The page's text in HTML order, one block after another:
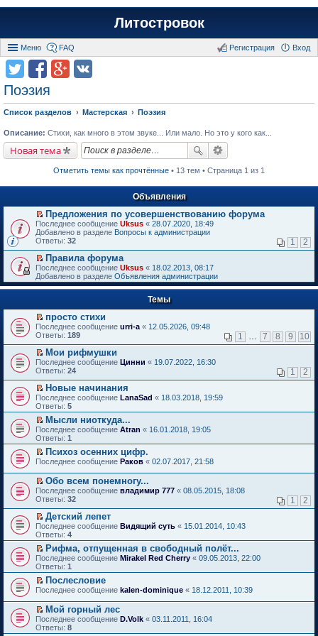
Литостровок
Меню FAQ Вход
Регистрация
Поэзия
Список разделов Мастерская Поэзия
Описание: Стихи, как много в этом звуке... Или мало. Но это у кого как...
Новая тема
Отметить темы как прочтённые • 13 тем • Страница 1 из 1
Объявления
П
е
р
й
т
и
к
п
в
о
м
у
н
е
п
р
о
ч
и
т
а
н
н
о
м
у
о
о
б
щ
е
н
и
ю
Предложения по усовершенствованию форума
Последнее сообщение Uksus « 28.07.2020, 18:49
Добавлено в разделе Вопросы к администрации
Ответы: 32 1 2
П
е
р
е
т
и
к
п
р
в
о
м
у
н
е
п
р
о
ч
и
а
н
о
м
у
с
о
о
б
щ
е
н
и
ю
Правила форума
Последнее сообщение Uksus « 18.02.2013, 08:17
Добавлено в разделе Объявления администрации
Темы
П
е
е
й
т
и
к
п
е
р
в
о
м
у
н
е
р
о
ч
и
т
а
н
н
о
м
у
с
о
о
щ
е
н
и
просто стихи
Последнее сообщение urri-a « 12.05.2026, 09:48
Ответы: 189 1 7 8 9 10
П
е
е
й
т
и
п
е
р
в
о
у
н
е
п
р
о
ч
и
т
а
н
н
м
с
о
о
б
Мои рифмушки
Последнее сообщение Цинни « 19.07.2022, 16:30
Ответы: 24 1 2
П
е
р
е
й
т
и
к
п
е
р
в
о
у
н
е
п
р
о
ч
и
т
а
н
н
о
м
у
Новые начинания
Последнее сообщение LanaSad « 18.03.2018, 19:59
Ответы: 5
П
е
р
й
и
п
е
р
в
о
м
у
н
е
п
р
о
и
т
а
н
Мысли ниоткуда...
Последнее сообщение Atran « 16.01.2018, 19:05
Ответы: 1
П
р
е
й
т
и
к
п
е
р
в
о
м
у
н
е
п
р
о
ч
Психоз осенних цифр.
Последнее сообщение Раков « 02.07.2017, 21:58
П
е
е
й
т
и
п
е
р
в
о
у
н
е
п
Обо всем понемногу...
Последнее сообщение владимир 777 « 08.05.2015, 18:08
Ответы: 32 1 2
П
е
р
е
й
т
и
к
п
е
р
в
о
м
Детский лепет
Последнее сообщение Видящий суть « 15.01.2014, 10:43
Ответы: 4
П
е
р
й
и
к
п
е
Рифма, отпущенная в свободный полёт...
Последнее сообщение Mirakel Red Cherry « 09.05.2013, 22:00
Ответы: 1
П
р
е
й
т
Послесловие
Последнее сообщение kalen-dominique « 18.12.2011, 10:39
П
е
р
Мой горный лес
Последнее сообщение D.Volk « 03.11.2011, 16:04
Ответы: 8